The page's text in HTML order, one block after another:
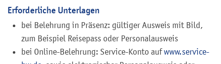
Erforderliche Unterlagen
bei Belehrung in Präsenz: gültiger Ausweis mit Bild,
zum Beispiel Reisepass oder Personalausweis
bei Online-Belehrung: Service-Konto aufwww.service-